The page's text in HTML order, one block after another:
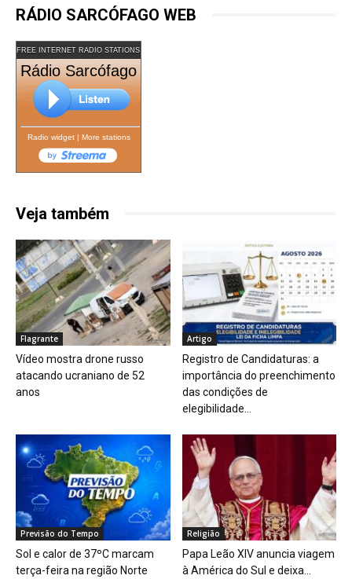
RÁDIO SARCÓFAGO WEB
FREE INTERNET RADIO STATIONS
Rádio Sarcófago
Radio widget| More stations
Veja também
Flagrante
Vídeo mostra drone russo
atacando ucraniano de 52
anos
Artigo
Registro de Candidaturas: a
importância do preenchimento
das condições de
elegibilidade...
Previsão do Tempo
Sol e calor de 37ºC marcam
terça-feira na região Norte
Religião
Papa Leão XIV anuncia viagem
à América do Sul e deixa...